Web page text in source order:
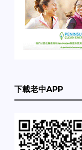
下載老中APP